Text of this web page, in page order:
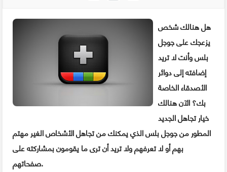
هل هنالك شخص
يزعجك على جوجل
بلس وأنت لا تريد
إضافته إلى دوائر
الأصدقاء الخاصة
بك؟ الآن هنالك
خيار تجاهل الجديد
المطور من جوجل بلس الذي يمكنك من تجاهل الأشخاص الغير مهتم
بهم أو لا تعرفهم ولا تريد أن ترى ما يقومون بمشاركته على
صفحاتهم.